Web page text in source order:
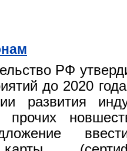
РФ
до 2020
развития
прочих